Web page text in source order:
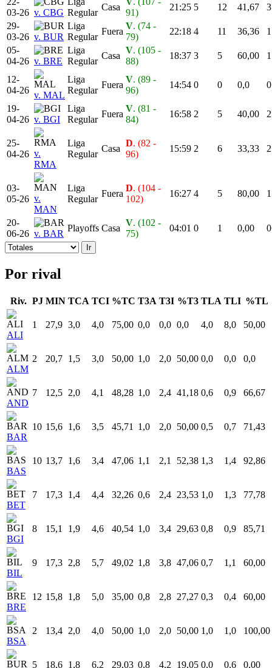
03-26 v. CBG Regular
Casa
91)
21:25 5 12 41,67
3
29-
03-26 v. BUR
Liga
Regular
Fuera
V. (74 -
79)
22:18 4 11 36,36
1
05-
04-26 v. BRE
Liga
Regular
Casa
V. (105 -
88)
18:37 3 5 60,00 1
12-
04-26 v. MAL
Liga
Regular
Fuera
V. (89 -
96)
14:54 0 0 0,0 0
19-
04-26 v. BGI
Liga
Regular
Fuera
V. (81 -
84)
16:58 2 5 40,00 2
25-
04-26 v.
RMA
Liga
Regular
Casa
D. (82 -
96)
15:59 2 6 33,33 2
03-
05-26 v.
MAN
Liga
Regular
Fuera
D. (104 -
102)
16:27 4 5 80,00 1
20-
06-26 v. BAR
Playoffs Casa
V. (102 -
75)
04:01 0 1 0,00 0
Por rival
Riv. PJ MIN TCA TCI %TC T3A T3I %T3 TLA TLI %TL
ALI
1 27,9 3,0 4,0 75,00 0,0 0,0 0,0 4,0 8,0 50,00
ALM
2 20,7 1,5 3,0 50,00 1,0 2,0 50,00 0,0 0,0 0,0
AND
7 12,5 2,0 4,1 48,28 1,0 2,4 41,18 0,6 0,9 66,67
BAR
10 15,6 1,6 3,5 45,71 1,0 2,0 50,00 0,5 0,7 71,43
BAS
10 13,7 1,6 3,4 47,06 1,1 2,1 52,38 1,3 1,4 92,86
BET
7 17,3 1,4 4,4 32,26 0,6 2,4 23,53 1,0 1,3 77,78
BGI
8 15,1 1,9 4,6 40,54 1,0 3,4 29,63 0,8 0,9 85,71
BIL
9 17,3 2,8 5,7 49,02 1,8 3,8 47,06 0,7 1,1 60,00
BRE
12 15,8 1,8 5,0 35,00 0,8 2,8 27,27 0,3 0,4 60,00
BSA
2 13,4 2,0 4,0 50,00 1,0 2,0 50,00 1,0 1,0 100,00
5 18,6 1,8 6,2 29,03 0,8 4,2 19,05 0,0 0,6 0,00